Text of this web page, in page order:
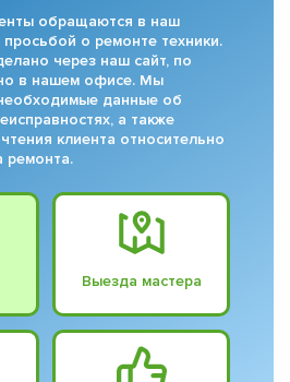
обращаются в наш
о ремонте техники.
через наш сайт, по
в нашем офисе. Мы
данные об
а также
клиента относительно
ремонта.
Выезда мастера